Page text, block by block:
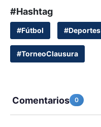
#Hashtag
#Fútbol #Deportes
#TorneoClausura
Comentarios 0